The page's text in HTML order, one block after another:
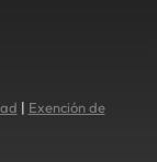
| Exención de